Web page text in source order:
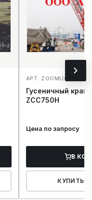
АРТ: ZOOMLION
Гусеничный кран
ZCC750H
Цена по запросу
В
КУПИТЬ В